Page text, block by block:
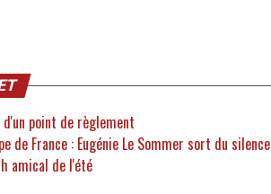
d'un point de règlement
de France : Eugénie Le Sommer sort du silence
amical de l'été